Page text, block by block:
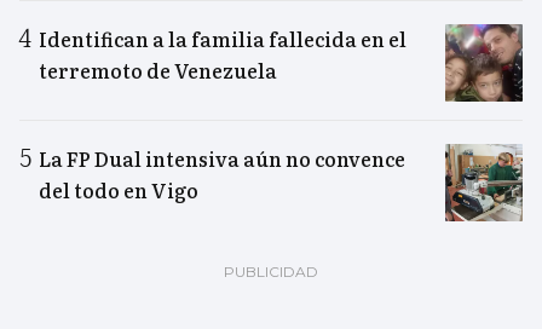
Identifican a la familia fallecida en el
terremoto de Venezuela
La FP Dual intensiva aún no convence
del todo en Vigo